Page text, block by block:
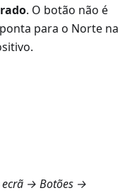
. O botão não é
para o Norte na
ecrã → Botões →